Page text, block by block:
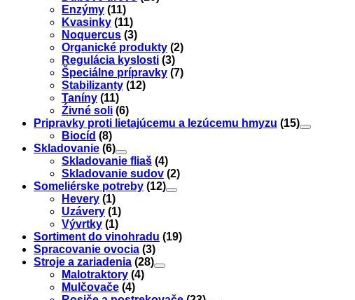
Enzýmy (11)
Kvasinky (11)
Noquercus (3)
Organické produkty (2)
Regulácia kyslosti (3)
Špeciálne prípravky (7)
Stabilizanty (12)
Taníny (11)
Źivné soli (6)
Pripravky proti lietajúcemu a lezúcemu hmyzu (15)
Biocíd (8)
Skladovanie (6)
Skladovanie fliaš (4)
Skladovanie sudov (2)
Someliérske potreby (12)
Hevery (1)
Uzávery (1)
Vývrtky (1)
Sortiment do vinohradu (19)
Spracovanie ovocia (3)
Stroje a zariadenia (28)
Malotraktory (4)
Mulčovače (4)